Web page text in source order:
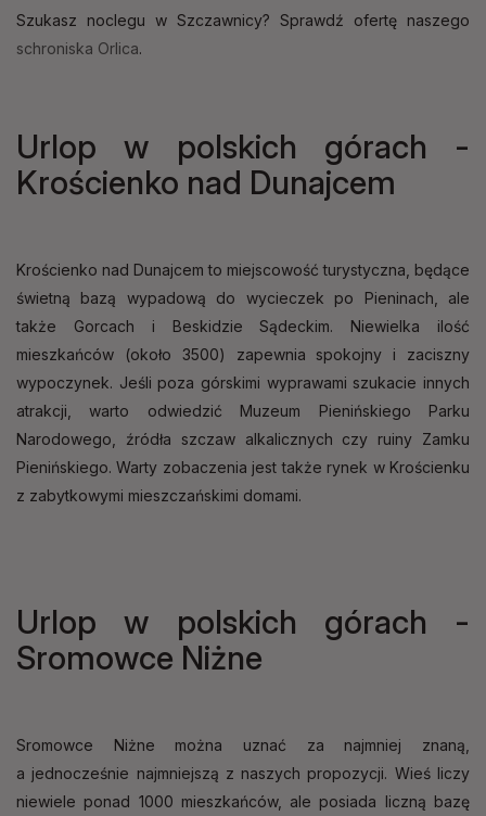
Szukasz noclegu w Szczawnicy? Sprawdź ofertę naszego
schroniska Orlica.
Urlop w polskich górach -
Krościenko nad Dunajcem
Krościenko nad Dunajcem to miejscowość turystyczna, będące
świetną bazą wypadową do wycieczek po Pieninach, ale
także Gorcach i Beskidzie Sądeckim. Niewielka ilość
mieszkańców (około 3500) zapewnia spokojny i zaciszny
wypoczynek. Jeśli poza górskimi wyprawami szukacie innych
atrakcji, warto odwiedzić Muzeum Pienińskiego Parku
Narodowego, źródła szczaw alkalicznych czy ruiny Zamku
Pienińskiego. Warty zobaczenia jest także rynek w Krościenku
z zabytkowymi mieszczańskimi domami.
Urlop w polskich górach -
Sromowce Niżne
Sromowce Niżne można uznać za najmniej znaną,
a jednocześnie najmniejszą z naszych propozycji. Wieś liczy
niewiele ponad 1000 mieszkańców, ale posiada liczną bazę